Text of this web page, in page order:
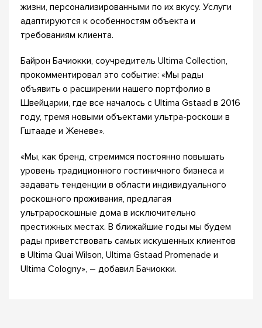
жизни, персонализированными по их вкусу. Услуги
адаптируются к особенностям объекта и
требованиям клиента.
Байрон Бачиокки, соучредитель Ultima Collection,
прокомментировал это событие: «Мы рады
объявить о расширении нашего портфолио в
Швейцарии, где все началось с Ultima Gstaad в 2016
году, тремя новыми объектами ультра-роскоши в
Гштааде и Женеве».
«Мы, как бренд, стремимся постоянно повышать
уровень традиционного гостиничного бизнеса и
задавать тенденции в области индивидуального
роскошного проживания, предлагая
ультрароскошные дома в исключительно
престижных местах. В ближайшие годы мы будем
рады приветствовать самых искушенных клиентов
в Ultima Quai Wilson, Ultima Gstaad Promenade и
Ultima Cologny», – добавил Бачиокки.